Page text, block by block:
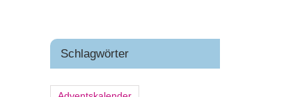
Schlagwörter